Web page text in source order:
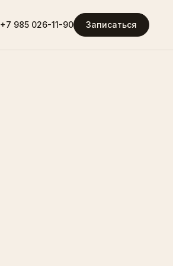
+7 985 026-11-90 Записаться